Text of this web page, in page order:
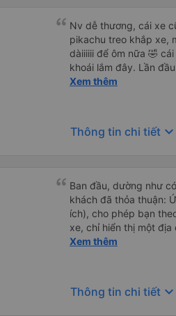
Nv dễ thương, cái xe
pikachu treo khắp xe,
dàiiiiii để ôm nữa 🤣
khoái lắm đây. Lần
bàn chải đánh răng.
Xem thêm
Thông tin chi tiết keyboard_arrow_down
Ban đầu, dường như
khách đã thỏa thuận:
ích), cho phép bạn
xe, chỉ hiển thị một
điểm mà chúng tôi đã
điện thoại. Tuy nhiên,
ban đầu, vì vậy việc
chúng tôi không thể
Xem thêm
Thông tin chi tiết keyboard_arrow_down